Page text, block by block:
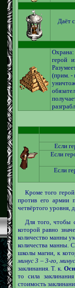
Даёт
Охрана:
герой
(прим. -
Если
Если
Если
Кроме того
против его армии
четвёртого уровня,
Для того, чтобы
которой равно
количество манны
количества манны.
школы магии, к
минус 3 – 3-го,
заклинания. Т. к.
то сила
стоимость